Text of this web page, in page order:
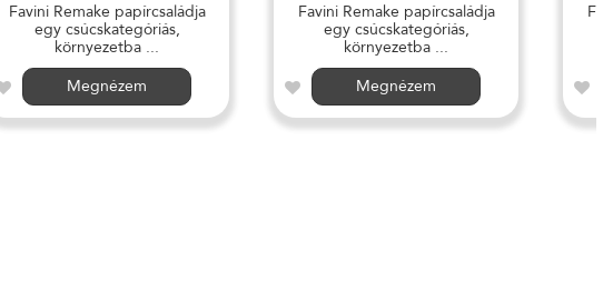
Favini Remake papírcsaládja
egy csúcskategóriás,
környezetba ...
Megnézem
Favini Remake papírcsaládja
egy csúcskategóriás,
környezetba ...
Megnézem